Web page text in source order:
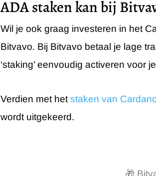
ADA staken kan bij
Wil je ook graag investeren in het
Bitvavo. Bij Bitvavo betaal je lage
‘staking’ eenvoudig activeren voor
Verdien met hetstaken van
wordt uitgekeerd.
🎁